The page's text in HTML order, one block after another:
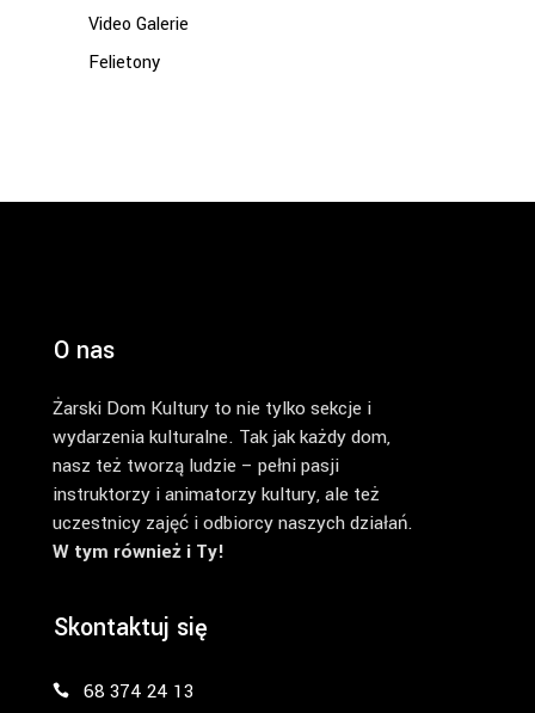
Video Galerie
Felietony
O nas
Żarski Dom Kultury to nie tylko sekcje i
wydarzenia kulturalne. Tak jak każdy dom,
nasz też tworzą ludzie – pełni pasji
instruktorzy i animatorzy kultury, ale też
uczestnicy zajęć i odbiorcy naszych działań.
W tym również i Ty!
Skontaktuj się
68 374 24 13